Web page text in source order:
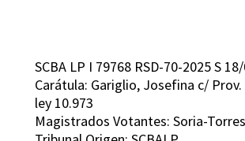
SCBA LP I 79768 RSD-70-2025 S
Carátula: Gariglio, Josefina c/
ley 10.973
Magistrados Votantes: Soria-